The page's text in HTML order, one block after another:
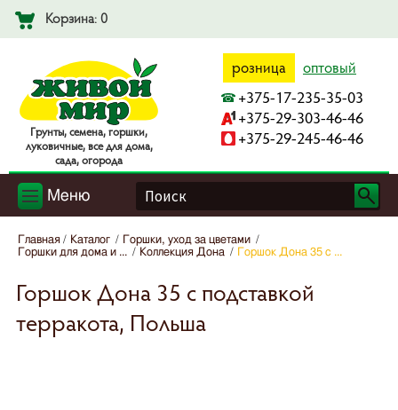
Корзина: 0
Гpyнты, ceмeнa, гopшки,
лyкoвичныe, вce для дoмa,
caдa, oгopoдa
розница оптовый
+375-17-235-35-03
+375-29-303-46-46
+375-29-245-46-46
Меню
Главная Каталог
Горшки, уход за цветами
Горшки для дома и ...
Коллекция Дона Горшок Дона 35 с ...
Горшок Дона 35 с подставкой
терракота, Польша